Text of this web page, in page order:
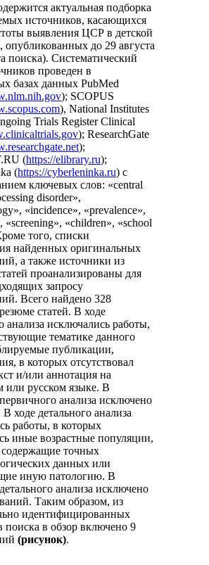
актуальная подборка
источников, касающихся
выявления ЦСР в детской
опубликованных до 29 августа
поиска). Систематический
проведен в
базах данных PubMed
); SCOPUS
), National Institutes
Trials Register Clinical
); ResearchGate
);
(https://elibrary.ru);
(https://cyberleninka.ru) с
ключевых слов: «central
disorder»,
«incidence», «prevalence»,
«screening», «children», «school
того, списки
найденных оригинальных
а также источники из
проанализированы для
запросу
Всего найдено 328
статей. В ходе
анализа исключались работы,
тематике данного
публикации,
в которых отсутствовал
и/или аннотация на
или русском языке. В
первичного анализа исключено
В ходе детального анализа
работы, в которых
иные возрастные популяции,
точных
данных или
иную патологию. В
детального анализа исключено
Таким образом, из
идентифицированных
поиска в обзор включено 9
(рисунок).